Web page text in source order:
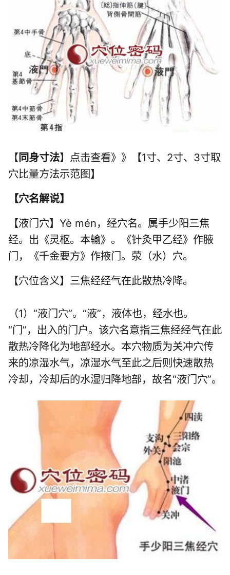
【同身寸法】点击查看》》【1寸、2寸、3寸取
穴比量方法示范图】
【穴名解说】
【液门穴】Yè mén，经穴名。属手少阳三焦
经。出《灵枢。本输》。《针灸甲乙经》作腋
门，《千金要方》作掖门。荥（水）穴。
【穴位含义】三焦经经气在此散热冷降。
（1）“液门穴”。“液”，液体也，经水也。
“门”，出入的门户。该穴名意指三焦经经气在此
散热冷降化为地部经水。本穴物质为关冲穴传
来的凉湿水气，凉湿水气至此之后则快速散热
冷却，冷却后的水湿归降地部，故名“液门穴”。